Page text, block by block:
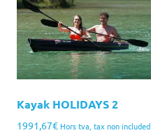
Kayak HOLIDAYS 2
1991,67€ Hors tva, tax non included